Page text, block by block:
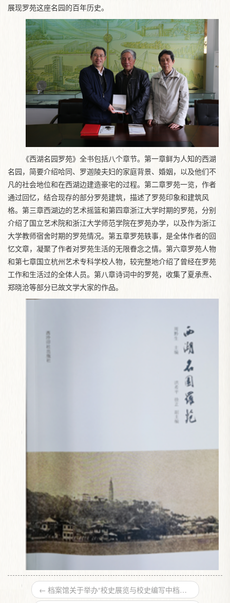
展现罗苑这座名园的百年历史。
《西湖名园罗苑》全书包括八个章节。第一章鲜为人知的西湖
名园，简要介绍哈同、罗迦陵夫妇的家庭背景、婚姻，以及他们不
凡的社会地位和在西湖边建造豪宅的过程。第二章罗苑一览，作者
通过回忆，结合现存的部分罗苑建筑，描述了罗苑印象和建筑风
格。第三章西湖边的艺术摇篮和第四章浙江大学时期的罗苑，分别
介绍了国立艺术院和浙江大学师范学院在罗苑办学，以及作为浙江
大学教师宿舍时期的罗苑情况。第五章罗苑轶事，是全体作者的回
忆文章，凝聚了作者对罗苑生活的无限眷念之情。第六章罗苑人物
和第七章国立杭州艺术专科学校人物，较完整地介绍了曾经在罗苑
工作和生活过的全体人员。第八章诗词中的罗苑，收集了夏承焘、
郑晓沧等部分已故文学大家的作品。
← 档案馆关于举办“校史展览与校史编写中档案史料的查用”讲座的通知